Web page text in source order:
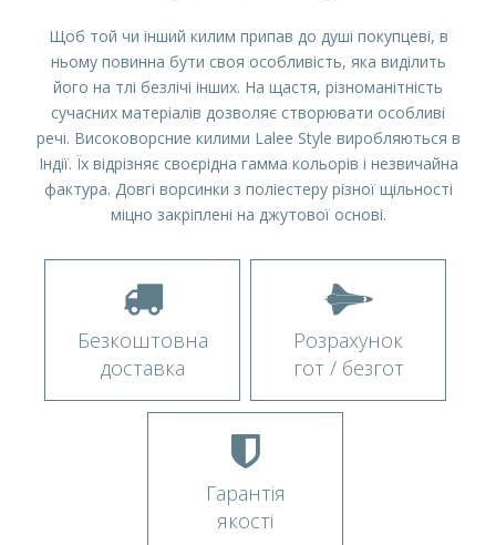
Щоб той чи інший килим припав до душі покупцеві, в
ньому повинна бути своя особливість, яка виділить
його на тлі безлічі інших. На щастя, різноманітність
сучасних матеріалів дозволяє створювати особливі
речі. Високоворсние килими Lalee Style виробляються в
Індії. Їх відрізняє своєрідна гамма кольорів і незвичайна
фактура. Довгі ворсинки з поліестеру різної щільності
міцно закріплені на джутової основі.
Безкоштовна
доставка
Розрахунок
гот / безгот
Гарантія
якості